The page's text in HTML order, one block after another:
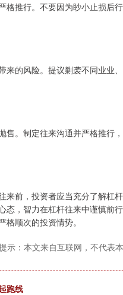
格推行。不要因为眇小止损后
来的风险。提议剿袭不同业业
售。制定往来沟通并严格推行
来前，投资者应当充分了解杠
态，智力在杠杆往来中谨慎前
顺次的投资情势。
：本文来自互联网，不代表本
跑线